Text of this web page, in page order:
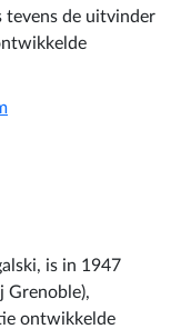
tevens de uitvinder
is in 1947
Grenoble),
ontwikkelde